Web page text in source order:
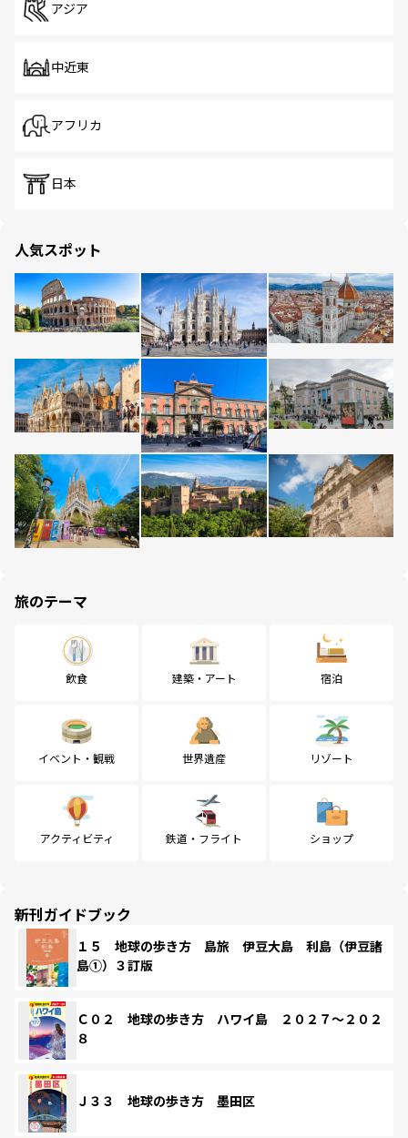
アジア
中近東
アフリカ
日本
人気スポット
旅のテーマ
飲食 建築・アート 宿泊
イベント・観戦 世界遺産 リゾート
アクティビティ 鉄道・フライト ショップ
新刊ガイドブック
１５ 地球の歩き方 島旅 伊豆大島 利島（伊豆諸
島①）３訂版
Ｃ０２ 地球の歩き方 ハワイ島 ２０２７～２０２
８
Ｊ３３ 地球の歩き方 墨田区